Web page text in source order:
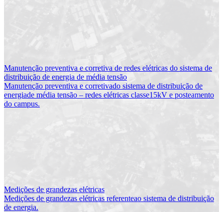
Manutenção preventiva e corretiva de redes elétricas do sistema de
distribuição de energia de média tensão
Manutenção preventiva e corretivado sistema de distribuição de
energiade média tensão – redes elétricas classe15kV e posteamento
do campus.
Medições de grandezas elétricas
Medições de grandezas elétricas referenteao sistema de distribuição
de energia.